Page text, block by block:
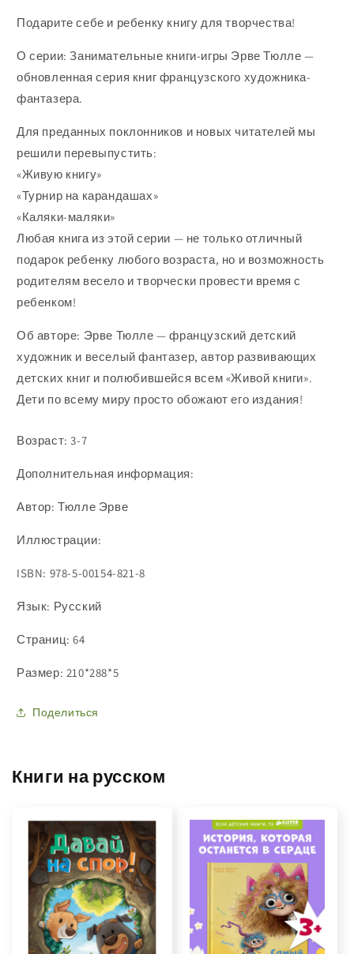
Подарите себе и ребенку книгу для творчества!
О серии: Занимательные книги-игры Эрве Тюлле —
обновленная серия книг французского художника-
фантазера.
Для преданных поклонников и новых читателей мы
решили перевыпустить:
«Живую книгу»
«Турнир на карандашах»
«Каляки-маляки»
Любая книга из этой серии — не только отличный
подарок ребенку любого возраста, но и возможность
родителям весело и творчески провести время с
ребенком!
Об авторе: Эрве Тюлле — французский детский
художник и веселый фантазер, автор развивающих
детских книг и полюбившейся всем «Живой книги».
Дети по всему миру просто обожают его издания!
Возраст: 3-7
Дополнительная информация:
Автор: Тюлле Эрве
Иллюстрации:
ISBN: 978-5-00154-821-8
Язык: Русский
Страниц: 64
Размер: 210*288*5
Поделиться
Книги на русском